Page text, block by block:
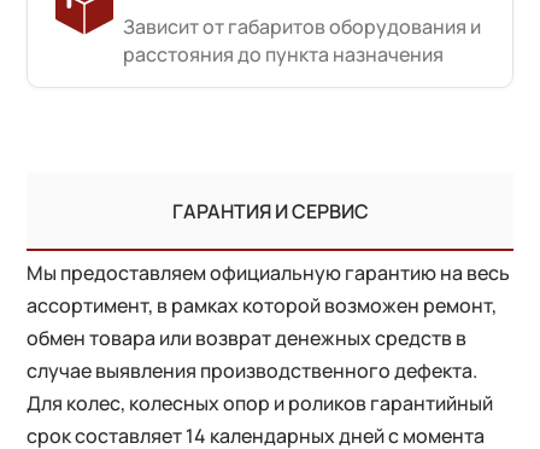
Зависит от габаритов оборудования и
расстояния до пункта назначения
ГАРАНТИЯ И СЕРВИС
Мы предоставляем официальную гарантию на весь
ассортимент, в рамках которой возможен ремонт,
обмен товара или возврат денежных средств в
случае выявления производственного дефекта.
Для колес, колесных опор и роликов гарантийный
срок составляет 14 календарных дней с момента